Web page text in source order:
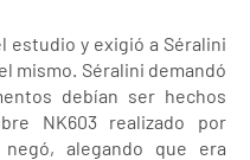
estudio y exigió a Séralini
mismo. Séralini demandó
debían ser hechos
NK603 realizado por
alegando que era